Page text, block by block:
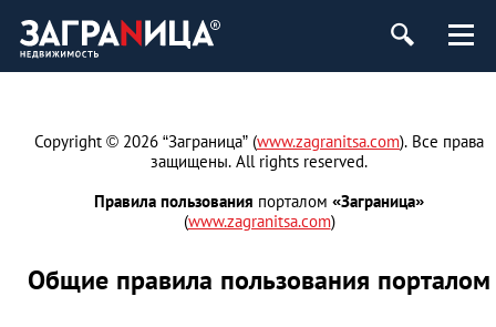
Copyright © 2026 “Заграница” (www.zagranitsa.com). Все права
защищены. All rights reserved.
Правила пользования порталом «Заграница»
(www.zagranitsa.com)
Общие правила пользования порталом